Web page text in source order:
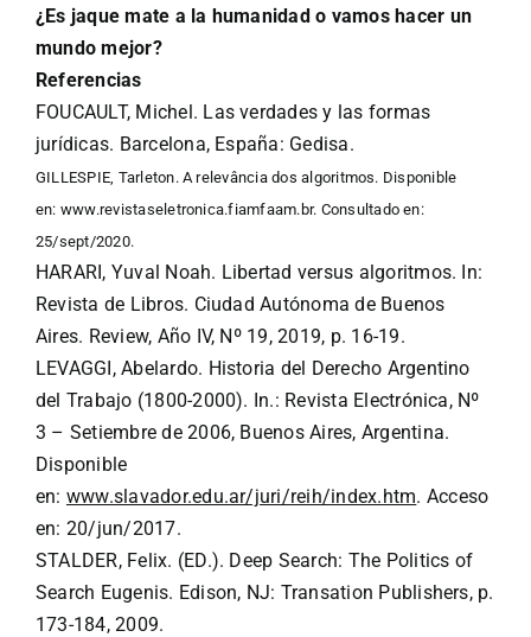
¿Es jaque mate a la humanidad o vamos hacer un
mundo mejor?
Referencias
FOUCAULT, Michel. Las verdades y las formas
jurídicas. Barcelona, España: Gedisa.
GILLESPIE, Tarleton. A relevância dos algoritmos. Disponible
en: www.revistaseletronica.fiamfaam.br. Consultado en:
25/sept/2020.
HARARI, Yuval Noah. Libertad versus algoritmos. In:
Revista de Libros. Ciudad Autónoma de Buenos
Aires. Review, Año IV, Nº 19, 2019, p. 16-19.
LEVAGGI, Abelardo. Historia del Derecho Argentino
del Trabajo (1800-2000). In.: Revista Electrónica, Nº
3 – Setiembre de 2006, Buenos Aires, Argentina.
Disponible
en: www.slavador.edu.ar/juri/reih/index.htm. Acceso
en: 20/jun/2017.
STALDER, Felix. (ED.). Deep Search: The Politics of
Search Eugenis. Edison, NJ: Transation Publishers, p.
173-184, 2009.